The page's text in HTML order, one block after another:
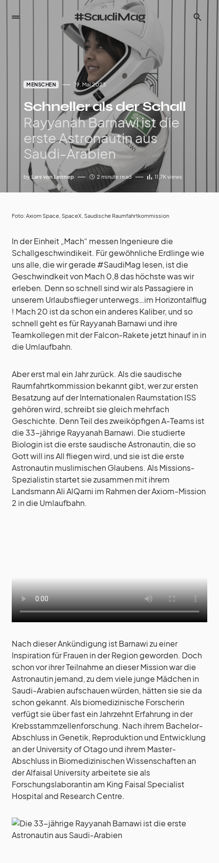
#SaudiMag
MENSCHEN 19. Mai 2023
Schneller als der Schall
Rayyanah Barnawi ist die
erste Astronautin aus
Saudi-Arabien
by Lars von Lennep 2 minute read 11,7Kviews
Foto: Axiom Space, SpaceX, Saudische Raumfahrtkommission
In der Einheit „Mach“ messen Ingenieure die
Schallgeschwindikeit. Für gewöhnliche Erdlinge wie
uns alle, die wir gerade #SaudiMag lesen, ist die
Geschwindkeit von Mach 0,8 das höchste was wir
erleben. Denn so schnell sind wir als Passagiere in
unserem Urlaubsflieger unterwegs…im Horizontalflug
! Mach 20 ist da schon ein anderes Kaliber, und so
schnell geht es für Rayyanah Barnawi und ihre
Teamkollegen mit der Falcon-Rakete jetzt hinauf in in
die Umlaufbahn.
Aber erst mal ein Jahr zurück. Als die saudische
Raumfahrtkommission bekannt gibt, wer zur ersten
Besatzung auf der Internationalen Raumstation ISS
gehören wird, schreibt sie gleich mehrfach
Geschichte. Denn Teil des zweiköpfigen A-Teams ist
die 33-jährige Rayyanah Barnawi. Die studierte
Biologin ist die erste saudische Astronautin, die so
Gott will ins All fliegen wird, und sie ist die erste
Astronautin muslimischen Glaubens. Als Missions-
Spezialistin startet sie zusammen mit ihrem
Landsmann Ali AlQarni im Rahmen der Axiom-Mission
2 in die Umlaufbahn.
Nach dieser Ankündigung ist Barnawi zu einer
Inspiration für Frauen in der Region geworden. Doch
schon vor ihrer Teilnahme an dieser Mission war die
Astronautin jemand, zu dem viele junge Mädchen in
Saudi-Arabien aufschauen würden, hätten sie sie da
schon gekannt. Als biomedizinische Forscherin
verfügt sie über fast ein Jahrzehnt Erfahrung in der
Krebsstammzellenforschung. Nach ihrem Bachelor-
Abschluss in Genetik, Reproduktion und Entwicklung
an der University of Otago und ihrem Master-
Abschluss in Biomedizinischen Wissenschaften an
der Alfaisal University arbeitete sie als
Forschungslaborantin am King Faisal Specialist
Hospital and Research Centre.